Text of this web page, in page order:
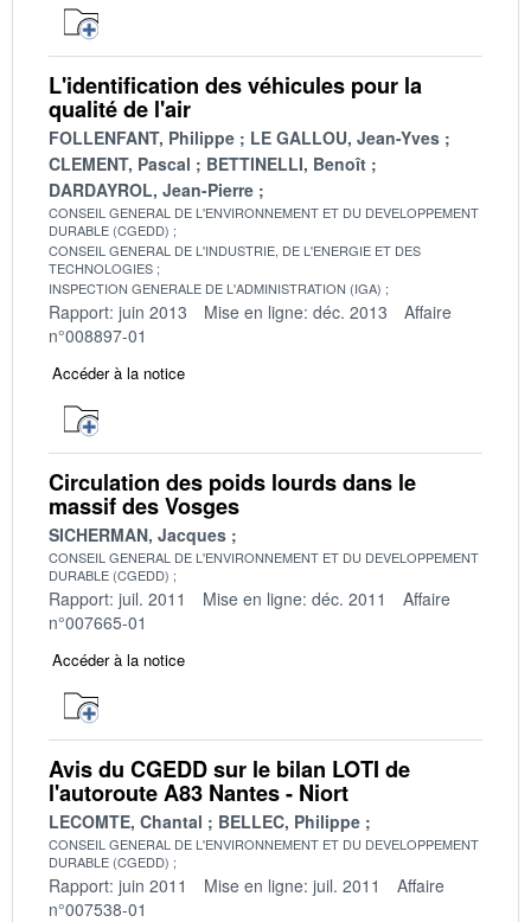
L'identification des véhicules pour la
qualité de l'air
FOLLENFANT, Philippe
LE GALLOU, Jean-Yves
CLEMENT, Pascal
BETTINELLI, Benoît
DARDAYROL, Jean-Pierre
CONSEIL GENERAL DE L'ENVIRONNEMENT ET DU DEVELOPPEMENT
DURABLE (CGEDD)
CONSEIL GENERAL DE L'INDUSTRIE, DE L'ENERGIE ET DES
TECHNOLOGIES
INSPECTION GENERALE DE L'ADMINISTRATION (IGA)
Rapport: juin 2013 Mise en ligne: déc. 2013
Affaire
n°008897-01
Accéder à la notice
Circulation des poids lourds dans le
massif des Vosges
SICHERMAN, Jacques
CONSEIL GENERAL DE L'ENVIRONNEMENT ET DU DEVELOPPEMENT
DURABLE (CGEDD)
Rapport: juil. 2011 Mise en ligne: déc. 2011
Affaire
n°007665-01
Accéder à la notice
Avis du CGEDD sur le bilan LOTI de
l'autoroute A83 Nantes - Niort
LECOMTE, Chantal BELLEC, Philippe
CONSEIL GENERAL DE L'ENVIRONNEMENT ET DU DEVELOPPEMENT
DURABLE (CGEDD)
Rapport: juin 2011 Mise en ligne: juil. 2011
Affaire
n°007538-01